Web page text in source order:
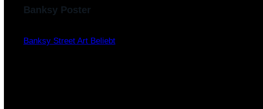
Banksy Poster
Banksy Street Art